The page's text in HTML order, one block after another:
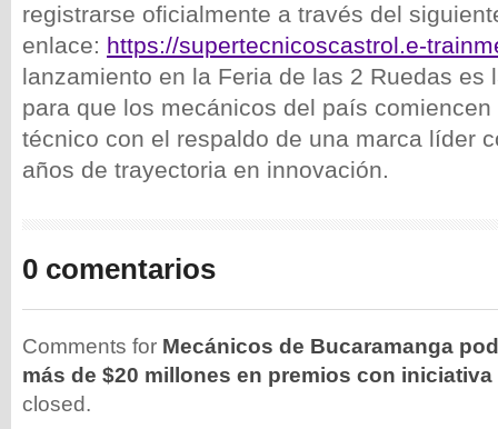
registrarse oficialmente a través del
enlace: https://supertecnicoscastrol.e-
lanzamiento en la Feria de las 2 Ruedas es
para que los mecánicos del país
técnico con el respaldo de una marca líder
años de trayectoria en innovación.
0 comentarios
Comments for Mecánicos de Bucaramanga
más de $20 millones en premios con iniciativa
closed.